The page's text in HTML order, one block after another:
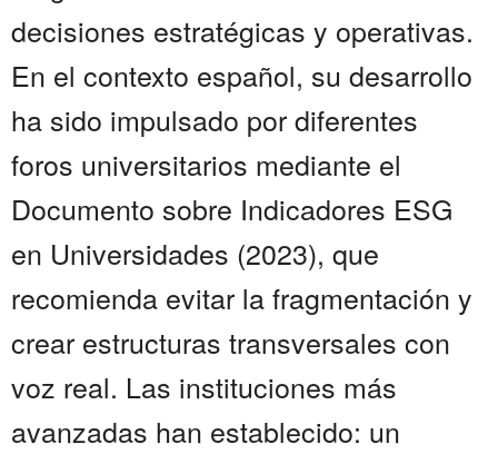
decisiones estratégicas y operativas.
En el contexto español, su desarrollo
ha sido impulsado por diferentes
foros universitarios mediante el
Documento sobre Indicadores ESG
en Universidades (2023), que
recomienda evitar la fragmentación y
crear estructuras transversales con
voz real. Las instituciones más
avanzadas han establecido: un